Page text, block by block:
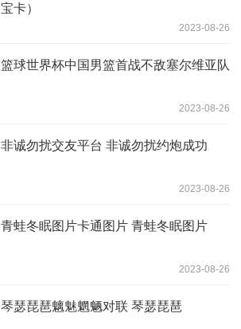
宝卡）
2023-08-26
篮球世界杯中国男篮首战不敌塞尔维亚队
2023-08-26
非诚勿扰交友平台 非诚勿扰约炮成功
2023-08-26
青蛙冬眠图片卡通图片 青蛙冬眠图片
2023-08-26
琴瑟琵琶魑魅魍魉对联 琴瑟琵琶